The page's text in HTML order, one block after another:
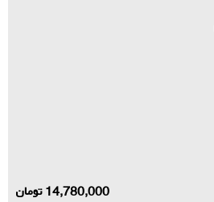
14,780,000تومان